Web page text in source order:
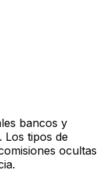
bancos y
Los tipos de
ocultas